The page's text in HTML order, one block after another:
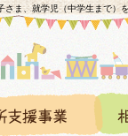
ま、就学児（中学生まで）